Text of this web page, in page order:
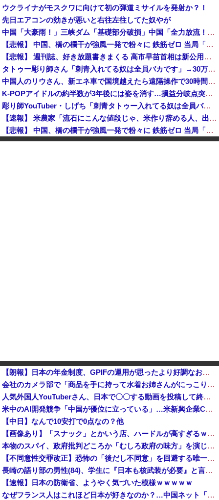
ウクライナがモスクワに向けて初の弾道ミサイルを発射か？！
先日エアコンの効きが悪いと右往左往してた奴やが
中国「大豪雨！」三峡ダム「基礎部分破損」中国「全力放流！」台風13号「中国上陸予測」台風15号「中国接近（画像」中国「台風同時上陸！（穀物生産が壊滅危機」→
【悲報】 中国、橋の欄干が強風一発で粉々に 鉄筋ゼロ 当局「接着剤でくっつけただけ」「正常で、品質問題はない」
【悲報】 週刊誌、好き放題書きまくる 高市早苗首相は新公用車の贅を尽くした後部座席でたばこを吸うのが至福の時間「どんどん延びる乗車時間」
タトゥー彫り師さん「刺青入れてる奴は全員バカです」→30万再生ｗｗｗｗｗｗ
中国人のリウさん、新エネ車で国境越えたら遠隔操作で30時間ロックされる！
K-POPアイドルの約半数が3年後には姿を消す…損益分岐点突破は4％未満
彫り師YouTuber・しげち「刺青タトゥー入れてる奴は全員バカです」「すごい民度低い」「5000円好きなんすよ、バカって」
【速報】 米農家「流石にこんな値段じゃ、米作り辞める人、出るんじゃないかなあ？？」
【悲報】 中国、橋の欄干が強風一発で粉々に 鉄筋ゼロ 当局「接着剤でくっつけただけ」「正常で、品質問題はない」
中国「大洪水！」三峡ダム「9門開放！（全力放流」中国都市「三峡沿線の道路水没」中国政府「高速道路封鎖！」中国ダム「緊急放流に合わせて開門（土砂崩れ発生」→
【朗報】日本の年金制度、GPIFの運用が思ったより好調なおかげでなんとかなりそう
会社のカメラ部で「商品を手に持って水着お姉さんがにっこり」を撮影、だがお姉さんは素人アルバイトで親バレした結果……
人気外国人YouTuberさん、日本で〇〇する動画を投稿して終わる・・・
米中のAI開発競争「中国が優位に立っている」…米新興企業CEOが予測！
【中日】なんで10安打で0点なの？他
【画像あり】「スナック」とかいう店、ハードルが高すぎるｗｗｗｗｗｗｗ
本物のスパイ、政府批判どころか「むしろ政府の味方」を演じて潜伏することが判明
【不同意性交罪改正】恐怖の「後だし不同意」を回避する唯一の方法がコチラ → ｗｗｗｗｗｗｗｗｗｗｗｗｗｗｗｗ
長崎の語り部の男性(84)、学生に『日本も核武装が必要』と言われびっくり [8/9]
【速報】日本の防衛省、ようやく気づいた模様ｗｗｗｗｗ
なぜフランス人はこれほど日本が好きなのか？…中国ネット「中国と北朝鮮を除いて日本が好き」！